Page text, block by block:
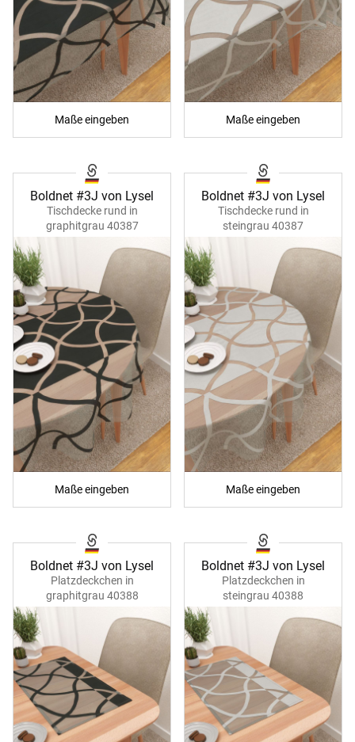
Maße eingeben Maße eingeben
Boldnet #3J von Lysel
Tischdecke rund in
graphitgrau 40387
Maße eingeben
Boldnet #3J von Lysel
Tischdecke rund in
steingrau 40387
Maße eingeben
Boldnet #3J von Lysel
Platzdeckchen in
graphitgrau 40388
Boldnet #3J von Lysel
Platzdeckchen in
steingrau 40388